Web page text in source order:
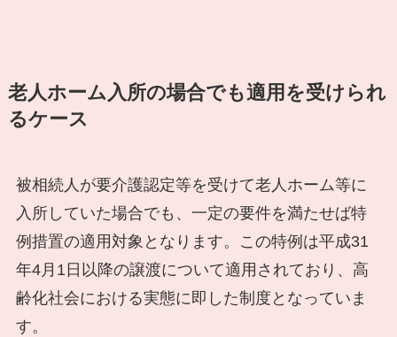
老人ホーム入所の場合でも適用を受けられ
るケース
被相続人が要介護認定等を受けて老人ホーム等に
入所していた場合でも、一定の要件を満たせば特
例措置の適用対象となります。この特例は平成31
年4月1日以降の譲渡について適用されており、高
齢化社会における実態に即した制度となっていま
す。